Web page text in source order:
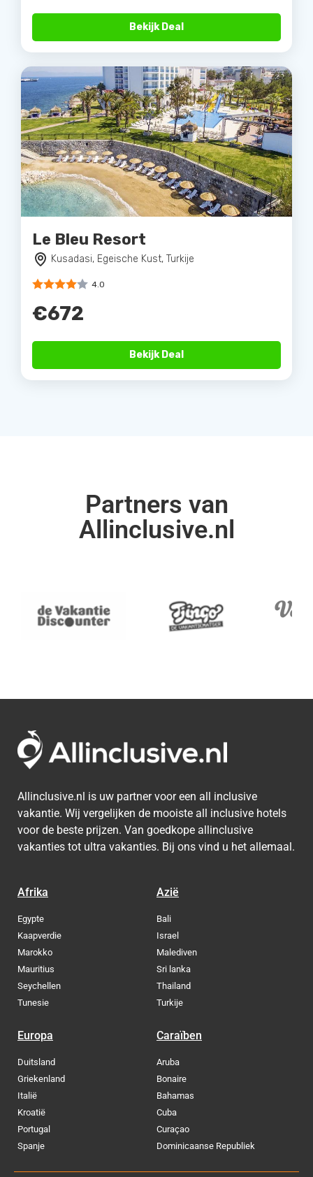
Bekijk Deal
Le Bleu Resort
Kusadasi, Egeische Kust, Turkije
4.0
€672
Bekijk Deal
Partners van
Allinclusive.nl
Allinclusive.nl is uw partner voor een all inclusive
vakantie. Wij vergelijken de mooiste all inclusive hotels
voor de beste prijzen. Van goedkope allinclusive
vakanties tot ultra vakanties. Bij ons vind u het allemaal.
Afrika
Egypte
Kaapverdie
Marokko
Mauritius
Seychellen
Tunesie
Azië
Bali
Israel
Malediven
Sri lanka
Thailand
Turkije
Europa
Duitsland
Griekenland
Italië
Kroatië
Portugal
Spanje
Caraïben
Aruba
Bonaire
Bahamas
Cuba
Curaçao
Dominicaanse Republiek